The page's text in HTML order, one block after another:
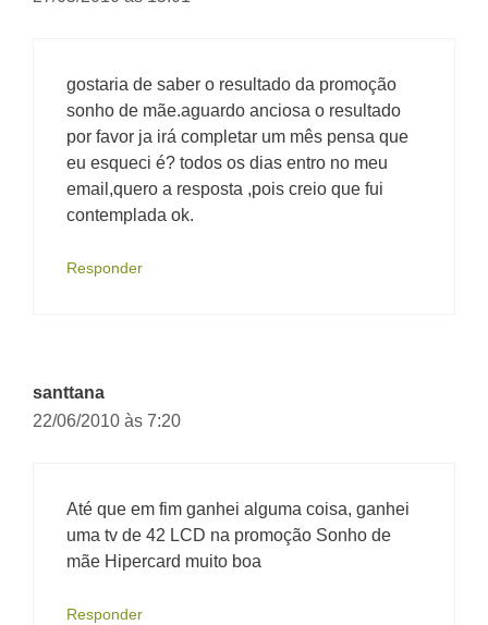
gostaria de saber o resultado da promoção
sonho de mãe.aguardo anciosa o resultado
por favor ja irá completar um mês pensa que
eu esqueci é? todos os dias entro no meu
email,quero a resposta ,pois creio que fui
contemplada ok.
Responder
santtana
22/06/2010 às 7:20
Até que em fim ganhei alguma coisa, ganhei
uma tv de 42 LCD na promoção Sonho de
mãe Hipercard muito boa
Responder